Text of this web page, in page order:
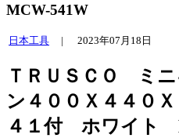
MCW-541W
日本工具 | 2023年07月18日
ＴＲＵＳＣＯ ミ
ン４００Ｘ４４０
４１付 ホワイト